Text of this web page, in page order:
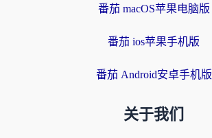
番茄 macOS苹果电脑版
番茄 ios苹果手机版
番茄 Android安卓手机版
关于我们